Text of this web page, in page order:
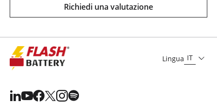
Richiedi una valutazione
Lingua IT